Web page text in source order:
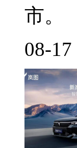
市。
08-17